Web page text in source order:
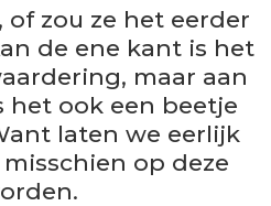
zou ze het eerder
de ene kant is het
maar aan
het ook een beetje
laten we eerlijk
op deze